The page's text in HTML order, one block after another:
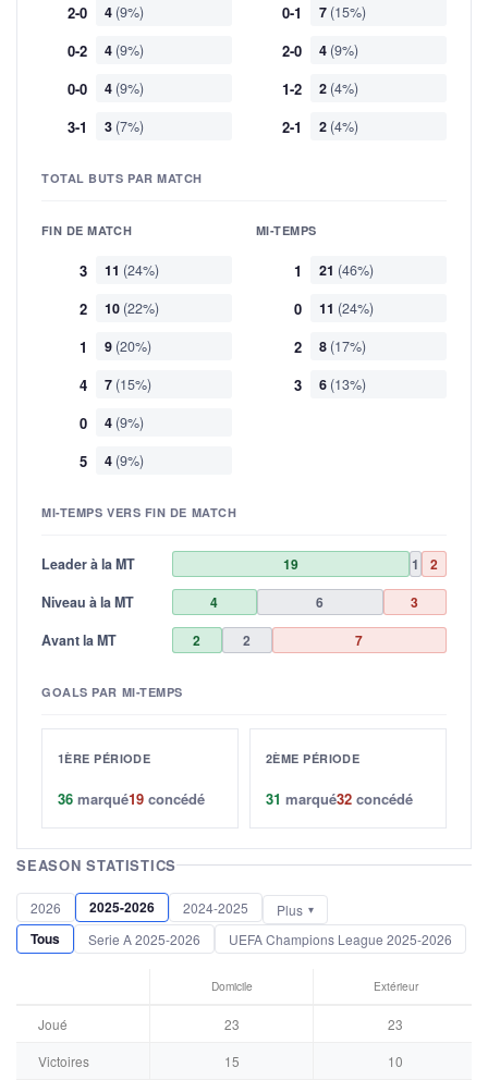
2-0 4 (9%)
0-2 4 (9%)
0-0 4 (9%)
3-1 3 (7%)
0-1 7 (15%)
2-0 4 (9%)
1-2 2 (4%)
2-1 2 (4%)
TOTAL BUTS PAR MATCH
FIN DE MATCH
3 11 (24%)
2 10 (22%)
1 9 (20%)
4 7 (15%)
0 4 (9%)
5 4 (9%)
MI-TEMPS
1 21 (46%)
0 11 (24%)
2 8 (17%)
3 6 (13%)
MI-TEMPS VERS FIN DE MATCH
Leader à la MT 19 1
2
Niveau à la MT
4 6
3
Avant la MT
2 2 7
GOALS PAR MI-TEMPS
1ÈRE PÉRIODE
36 marqué19 concédé
2ÈME PÉRIODE
31 marqué32 concédé
SEASON STATISTICS
2026 2025-2026 2024-2025 Plus
Tous Serie A 2025-2026 UEFA Champions League 2025-2026
Domicile Extérieur
Joué 23
23
Victoires
15
10